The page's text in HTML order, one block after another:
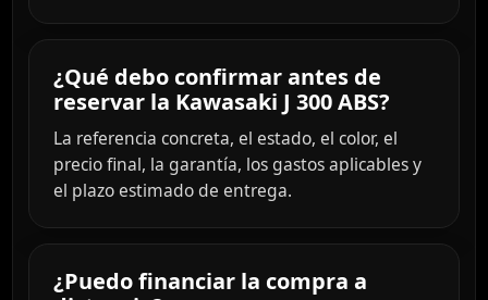
¿Qué debo confirmar antes de
reservar la Kawasaki J 300 ABS?
La referencia concreta, el estado, el color, el
precio final, la garantía, los gastos aplicables y
el plazo estimado de entrega.
¿Puedo financiar la compra a